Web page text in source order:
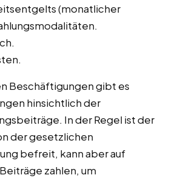
(monatlicher
Beschäftigungen gibt es
hinsichtlich der
In der Regel ist der
der gesetzlichen
befreit, kann aber auf
zahlen, um